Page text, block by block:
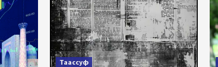
Таассуф